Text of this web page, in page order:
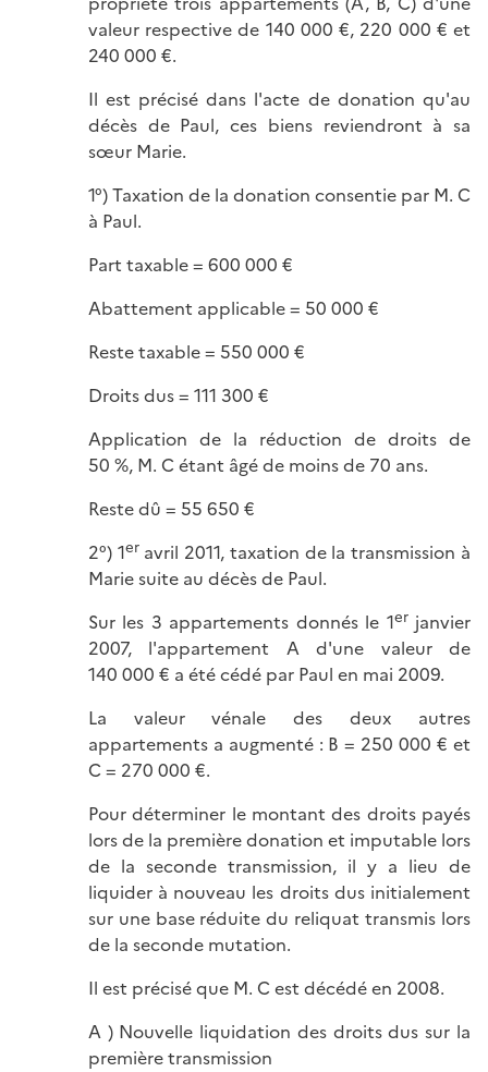
valeur respective de 140 000 €, 220 000 € et
240 000 €.
Il est précisé dans l'acte de donation qu'au
décès de Paul, ces biens reviendront à sa
sœur Marie.
1°) Taxation de la donation consentie par M. C
à Paul.
Part taxable = 600 000 €
Abattement applicable = 50 000 €
Reste taxable = 550 000 €
Droits dus = 111 300 €
Application de la réduction de droits de
50 %, M. C étant âgé de moins de 70 ans.
Reste dû = 55 650 €
2°) 1eravril 2011, taxation de la transmission à
Marie suite au décès de Paul.
Sur les 3 appartements donnés le 1erjanvier
2007, l'appartement A d'une valeur de
140 000 € a été cédé par Paul en mai 2009.
La valeur vénale des deux autres
appartements a augmenté : B = 250 000 € et
C = 270 000 €.
Pour déterminer le montant des droits payés
lors de la première donation et imputable lors
de la seconde transmission, il y a lieu de
liquider à nouveau les droits dus initialement
sur une base réduite du reliquat transmis lors
de la seconde mutation.
Il est précisé que M. C est décédé en 2008.
A ) Nouvelle liquidation des droits dus sur la
première transmission